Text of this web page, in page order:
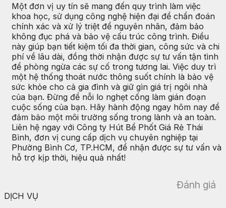
Một đơn vị uy tín sẽ mang đến quy trình làm việc
khoa học, sử dụng công nghệ hiện đại để chẩn đoán
chính xác và xử lý triệt để nguyên nhân, đảm bảo
không đục phá và bảo vệ cấu trúc công trình. Điều
này giúp bạn tiết kiệm tối đa thời gian, công sức và chi
phí về lâu dài, đồng thời nhận được sự tư vấn tận tình
để phòng ngừa các sự cố trong tương lai. Việc duy trì
một hệ thống thoát nước thông suốt chính là bảo vệ
sức khỏe cho cả gia đình và giữ gìn giá trị ngôi nhà
của bạn. Đừng để nỗi lo nghẹt cống làm gián đoạn
cuộc sống của bạn. Hãy hành động ngay hôm nay để
đảm bảo một môi trường sống trong lành và an toàn.
Liên hệ ngay với Công ty Hút Bể Phốt Giá Rẻ Thái
Bình, đơn vị cung cấp dịch vụ chuyên nghiệp tại
Phường Bình Cơ, TP.HCM, để nhận được sự tư vấn và
hỗ trợ kịp thời, hiệu quả nhất!
Đánh giá
DỊCH VỤ